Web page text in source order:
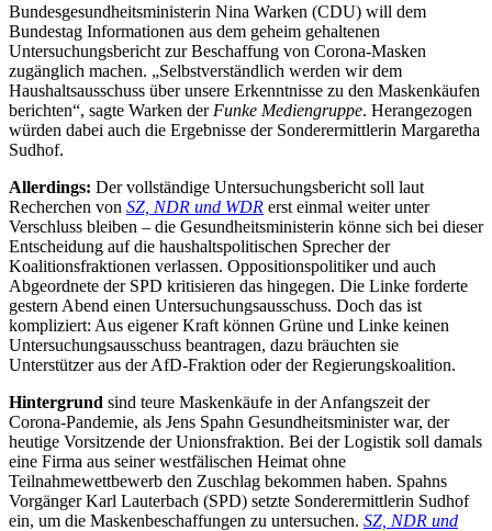
Bundesgesundheitsministerin Nina Warken (CDU) will dem
Bundestag Informationen aus dem geheim gehaltenen
Untersuchungsbericht zur Beschaffung von Corona-Masken
zugänglich machen. „Selbstverständlich werden wir dem
Haushaltsausschuss über unsere Erkenntnisse zu den Maskenkäufen
berichten“, sagte Warken der Funke Mediengruppe. Herangezogen
würden dabei auch die Ergebnisse der Sonderermittlerin Margaretha
Sudhof.
Allerdings: Der vollständige Untersuchungsbericht soll laut
Recherchen von SZ, NDR und WDR erst einmal weiter unter
Verschluss bleiben – die Gesundheitsministerin könne sich bei dieser
Entscheidung auf die haushaltspolitischen Sprecher der
Koalitionsfraktionen verlassen. Oppositionspolitiker und auch
Abgeordnete der SPD kritisieren das hingegen. Die Linke forderte
gestern Abend einen Untersuchungsausschuss. Doch das ist
kompliziert: Aus eigener Kraft können Grüne und Linke keinen
Untersuchungsausschuss beantragen, dazu bräuchten sie
Unterstützer aus der AfD-Fraktion oder der Regierungskoalition.
Hintergrund sind teure Maskenkäufe in der Anfangszeit der
Corona-Pandemie, als Jens Spahn Gesundheitsminister war, der
heutige Vorsitzende der Unionsfraktion. Bei der Logistik soll damals
eine Firma aus seiner westfälischen Heimat ohne
Teilnahmewettbewerb den Zuschlag bekommen haben. Spahns
Vorgänger Karl Lauterbach (SPD) setzte Sonderermittlerin Sudhof
ein, um die Maskenbeschaffungen zu untersuchen. SZ, NDR und